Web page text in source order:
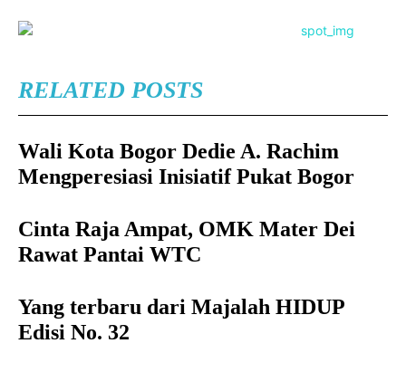
RELATED POSTS
Wali Kota Bogor Dedie A. Rachim
Mengperesiasi Inisiatif Pukat Bogor
Cinta Raja Ampat, OMK Mater Dei
Rawat Pantai WTC
Yang terbaru dari Majalah HIDUP
Edisi No. 32